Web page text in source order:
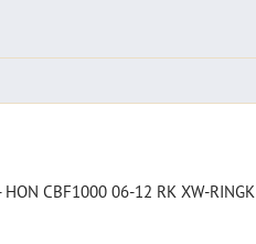
CBF1000 06-12 RK XW-RINGK